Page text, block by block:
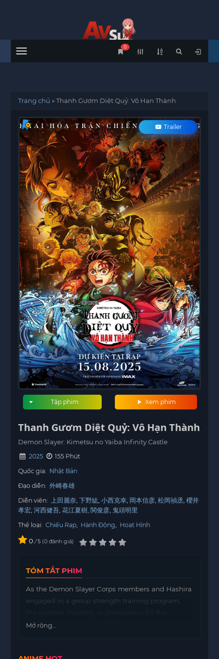
Menu
0
Trang chủ »Thanh Gươm Diệt Quỷ: Vô Hạn Thành
Trailer
Xem phim
Tập phim
Thanh Gươm Diệt Quỷ: Vô Hạn Thành
Demon Slayer: Kimetsu no Yaiba Infinity Castle
2025
155 Phút
Quốc gia: Nhật Bản
Đạo diễn: 外崎春雄
Diễn viên:
上田麗奈 下野紘 小西克幸 岡本信彦 松岡禎丞 櫻井
孝宏 河西健吾 花江夏樹 関俊彦 鬼頭明里
Thể loại: Chiếu Rạp Hành Động Hoạt Hình
0 / 5 0 đánh giá
TÓM TẮT PHIM
As the Demon Slayer Corps members and Hashira
engaged in a group strength training program,
forthcoming battle against the demons, Muzan
Mở rộng...